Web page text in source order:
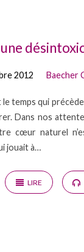
une
2012 Baecher
le temps qui
Dans nos
cœur naturel
jouait à…
LIRE